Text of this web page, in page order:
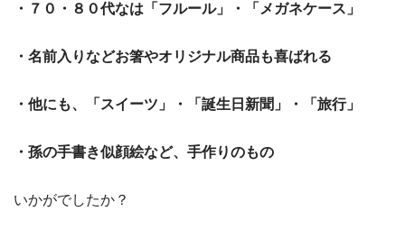
・７０・８０代なは「フルール」・「メガネケース」
・名前入りなどお箸やオリジナル商品も喜ばれる
・他にも、「スイーツ」・「誕生日新聞」・「旅行」
・孫の手書き似顔絵など、手作りのもの
いかがでしたか？